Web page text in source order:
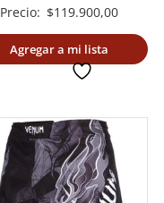
Precio: $119.900,00
Agregar a mi lista